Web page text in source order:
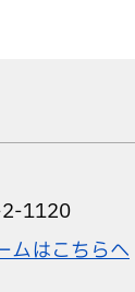
1120
ムはこちらへ